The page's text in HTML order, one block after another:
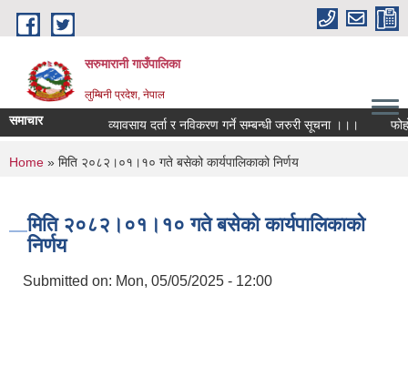
Skip to main content
सरुमारानी गाउँपालिका
लुम्बिनी प्रदेश, नेपाल
समाचार व्यावसाय दर्ता र नविकरण गर्ने सम्बन्धी जरुरी सूचना ।।।
You are here
Home » मिति २०८२।०१।१० गते बसेको कार्यपालिकाको निर्णय
मिति २०८२।०१।१० गते बसेको कार्यपालिकाको
निर्णय
Submitted on: Mon, 05/05/2025 - 12:00